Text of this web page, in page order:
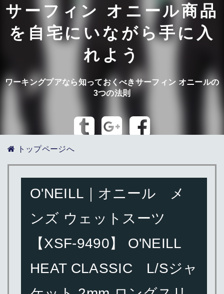
サーフィン オニール商品
を自宅にいながら手に入
れよう
ワーキングプアなら知っておくべきサーフィン オニールの
3つの法則
トップページへ
O'NEILL｜オニール メ
ンズ ウェットスーツ
【XSF-9490】 O'NEILL
HEAT CLASSIC L/Sジャ